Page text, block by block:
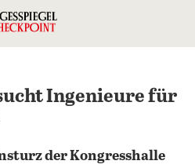
Ingenieure für
der Kongresshalle